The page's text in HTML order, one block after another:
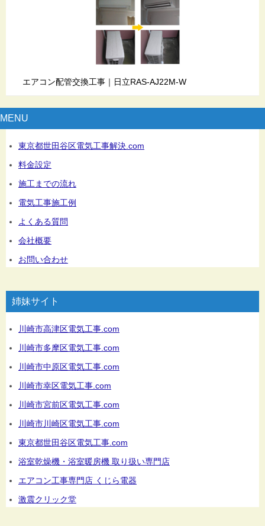
エアコン配管交換工事｜日立RAS-AJ22M-W
MENU
東京都世田谷区電気工事解決.com
料金設定
施工までの流れ
電気工事施工例
よくある質問
会社概要
お問い合わせ
姉妹サイト
川崎市高津区電気工事.com
川崎市多摩区電気工事.com
川崎市中原区電気工事.com
川崎市幸区電気工事.com
川崎市宮前区電気工事.com
川崎市川崎区電気工事.com
東京都世田谷区電気工事.com
浴室乾燥機・浴室暖房機 取り扱い専門店
エアコン工事専門店 くじら電器
激震クリック堂